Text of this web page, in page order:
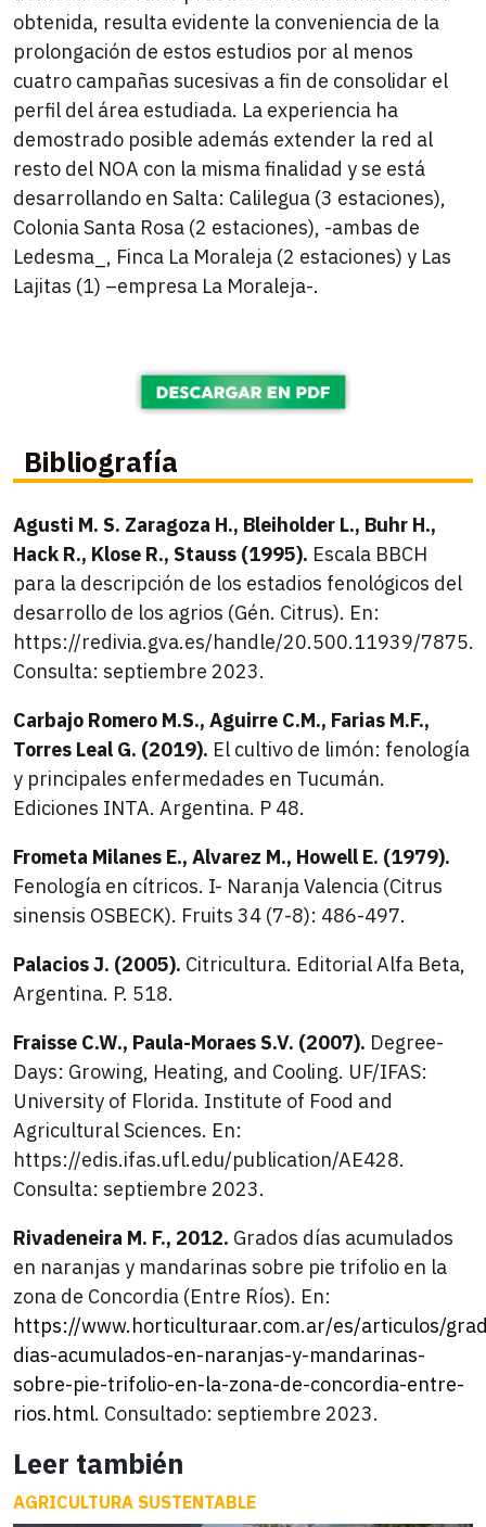
obtenida, resulta evidente la conveniencia de la
prolongación de estos estudios por al menos
cuatro campañas sucesivas a fin de consolidar el
perfil del área estudiada. La experiencia ha
demostrado posible además extender la red al
resto del NOA con la misma finalidad y se está
desarrollando en Salta: Calilegua (3 estaciones),
Colonia Santa Rosa (2 estaciones), -ambas de
Ledesma_, Finca La Moraleja (2 estaciones) y Las
Lajitas (1) –empresa La Moraleja-.
Bibliografía
Agusti M. S. Zaragoza H., Bleiholder L., Buhr H.,
Hack R., Klose R., Stauss (1995). Escala BBCH
para la descripción de los estadios fenológicos del
desarrollo de los agrios (Gén. Citrus). En:
https://redivia.gva.es/handle/20.500.11939/7875.
Consulta: septiembre 2023.
Carbajo Romero M.S., Aguirre C.M., Farias M.F.,
Torres Leal G. (2019). El cultivo de limón: fenología
y principales enfermedades en Tucumán.
Ediciones INTA. Argentina. P 48.
Frometa Milanes E., Alvarez M., Howell E. (1979).
Fenología en cítricos. I- Naranja Valencia (Citrus
sinensis OSBECK). Fruits 34 (7-8): 486-497.
Palacios J. (2005). Citricultura. Editorial Alfa Beta,
Argentina. P. 518.
Fraisse C.W., Paula-Moraes S.V. (2007). Degree-
Days: Growing, Heating, and Cooling. UF/IFAS:
University of Florida. Institute of Food and
Agricultural Sciences. En:
https://edis.ifas.ufl.edu/publication/AE428.
Consulta: septiembre 2023.
Rivadeneira M. F., 2012. Grados días acumulados
en naranjas y mandarinas sobre pie trifolio en la
zona de Concordia (Entre Ríos). En:
https://www.horticulturaar.com.ar/es/articulos/
dias-acumulados-en-naranjas-y-mandarinas-
sobre-pie-trifolio-en-la-zona-de-concordia-entre-
rios.html. Consultado: septiembre 2023.
Leer también
AGRICULTURA SUSTENTABLE